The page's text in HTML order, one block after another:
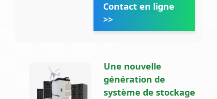
Contact en ligne
>>
Une nouvelle
génération de
système de stockage